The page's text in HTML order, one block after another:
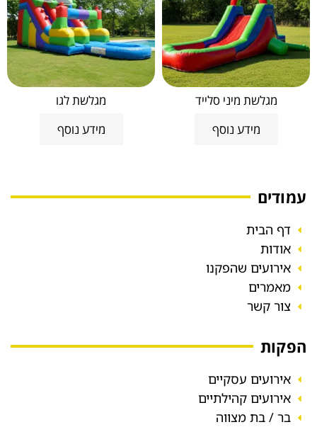
מגלשת מיני סלייד
מידע נוסף
מגלשת לגו
מידע נוסף
עמודים
דף הבית
אודות
אירועים שהפקנו
מאמרים
צור קשר
הפקות
אירועים עסקיים
אירועים קהילתיים
בר / בת מצווה